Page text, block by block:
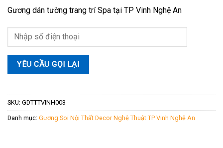
Gương dán tường trang trí Spa tại TP Vinh Nghệ An
SKU: GDTTTVINH003
Danh mục: Gương Soi Nội Thất Decor Nghệ Thuật TP Vinh Nghệ An